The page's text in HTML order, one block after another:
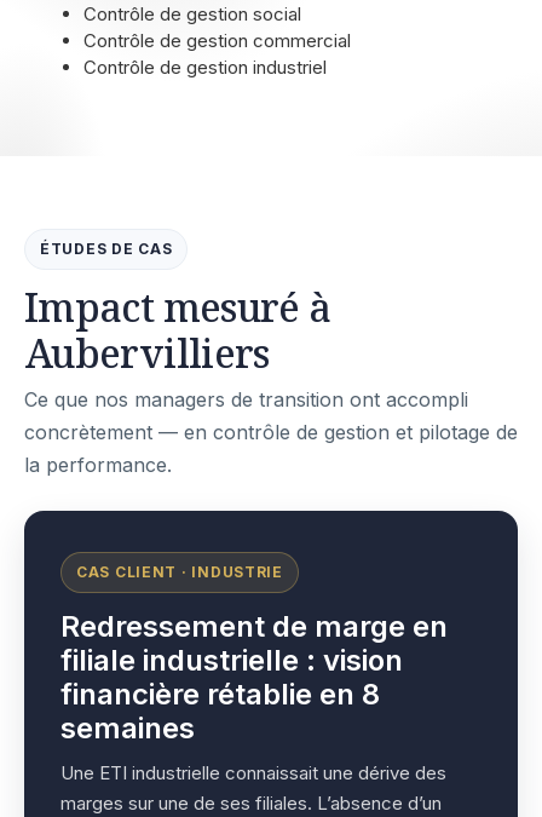
Contrôle de gestion social
Contrôle de gestion commercial
Contrôle de gestion industriel
ÉTUDES DE CAS
Impact mesuré à
Aubervilliers
Ce que nos managers de transition ont accompli
concrètement — en contrôle de gestion et pilotage de
la performance.
CAS CLIENT · INDUSTRIE
Redressement de marge en
filiale industrielle : vision
financière rétablie en 8
semaines
Une ETI industrielle connaissait une dérive des
marges sur une de ses filiales. L’absence d’un